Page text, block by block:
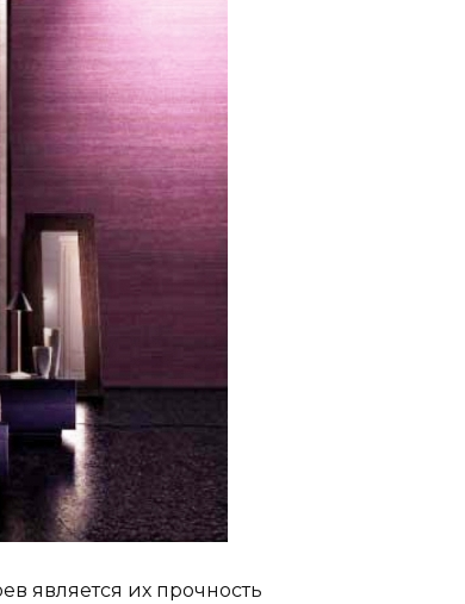
является их прочность